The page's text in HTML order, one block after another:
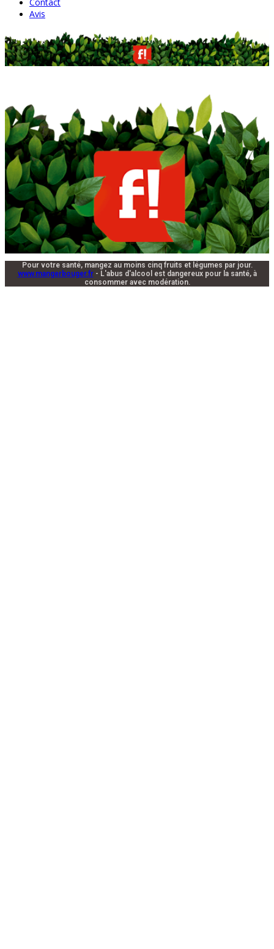
Avis
Pour votre santé, mangez au moins cinq fruits et légumes par jour.
www.mangerbouger.fr- L'abus d'alcool est dangereux pour la santé, à
consommer avec modération.